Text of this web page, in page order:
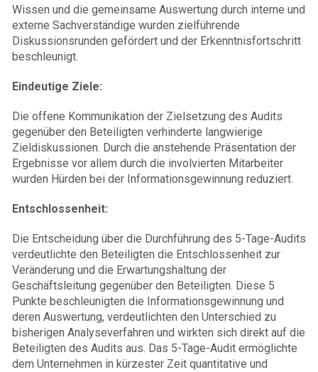
Wissen und die gemeinsame Auswertung durch interne und
externe Sachverständige wurden zielführende
Diskussionsrunden gefördert und der Erkenntnisfortschritt
beschleunigt.
Eindeutige Ziele:
Die offene Kommunikation der Zielsetzung des Audits
gegenüber den Beteiligten verhinderte langwierige
Zieldiskussionen. Durch die anstehende Präsentation der
Ergebnisse vor allem durch die involvierten Mitarbeiter
wurden Hürden bei der Informationsgewinnung reduziert.
Entschlossenheit:
Die Entscheidung über die Durchführung des 5-Tage-Audits
verdeutlichte den Beteiligten die Entschlossenheit zur
Veränderung und die Erwartungshaltung der
Geschäftsleitung gegenüber den Beteiligten. Diese 5
Punkte beschleunigten die Informationsgewinnung und
deren Auswertung, verdeutlichten den Unterschied zu
bisherigen Analyseverfahren und wirkten sich direkt auf die
Beteiligten des Audits aus. Das 5-Tage-Audit ermöglichte
dem Unternehmen in kürzester Zeit quantitative und